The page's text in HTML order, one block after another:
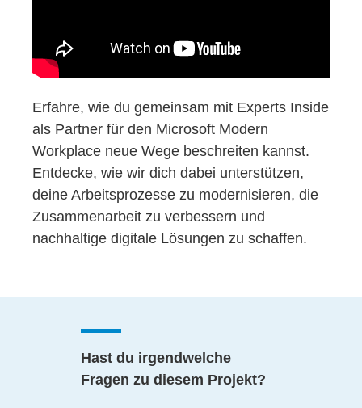
Erfahre, wie du gemeinsam mit Experts Inside
als Partner für den Microsoft Modern
Workplace neue Wege beschreiten kannst.
Entdecke, wie wir dich dabei unterstützen,
deine Arbeitsprozesse zu modernisieren, die
Zusammenarbeit zu verbessern und
nachhaltige digitale Lösungen zu schaffen.
Hast du irgendwelche
Fragen zu diesem Projekt?